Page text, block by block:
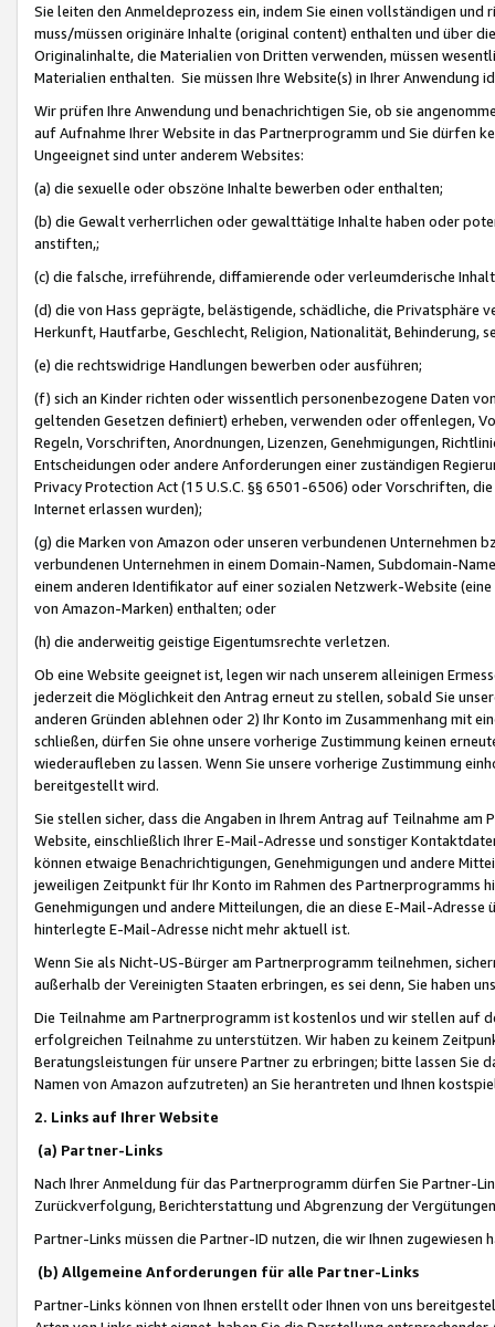
Sie leiten den Anmeldeprozess ein, indem Sie einen vollständigen
muss/müssen originäre Inhalte (original content) enthalten und über
Originalinhalte, die Materialien von Dritten verwenden, müssen
Materialien enthalten. Sie müssen Ihre Website(s) in Ihrer Anwendung
Wir prüfen Ihre Anwendung und benachrichtigen Sie, ob sie
auf Aufnahme Ihrer Website in das Partnerprogramm und Sie dürfen
Ungeeignet sind unter anderem Websites:
(a) die sexuelle oder obszöne Inhalte bewerben oder enthalten;
(b) die Gewalt verherrlichen oder gewalttätige Inhalte haben oder
anstiften,;
(c) die falsche, irreführende, diffamierende oder verleumderische
(d) die von Hass geprägte, belästigende, schädliche, die Privatsphäre
Herkunft, Hautfarbe, Geschlecht, Religion, Nationalität, Behinderung,
(e) die rechtswidrige Handlungen bewerben oder ausführen;
(f) sich an Kinder richten oder wissentlich personenbezogene Daten
geltenden Gesetzen definiert) erheben, verwenden oder offenlegen,
Regeln, Vorschriften, Anordnungen, Lizenzen, Genehmigungen,
Entscheidungen oder andere Anforderungen einer zuständigen
Privacy Protection Act (15 U.S.C. §§ 6501-6506) oder Vorschriften,
Internet erlassen wurden);
(g) die Marken von Amazon oder unseren verbundenen Unternehmen
verbundenen Unternehmen in einem Domain-Namen, Subdomain-
einem anderen Identifikator auf einer sozialen Netzwerk-Website
von Amazon-Marken) enthalten; oder
(h) die anderweitig geistige Eigentumsrechte verletzen.
Ob eine Website geeignet ist, legen wir nach unserem alleinigen
jederzeit die Möglichkeit den Antrag erneut zu stellen, sobald Sie
anderen Gründen ablehnen oder 2) Ihr Konto im Zusammenhang mit
schließen, dürfen Sie ohne unsere vorherige Zustimmung keinen
wiederaufleben zu lassen. Wenn Sie unsere vorherige Zustimmung
bereitgestellt wird.
Sie stellen sicher, dass die Angaben in Ihrem Antrag auf Teilnahme
Website, einschließlich Ihrer E-Mail-Adresse und sonstiger
können etwaige Benachrichtigungen, Genehmigungen und andere
jeweiligen Zeitpunkt für Ihr Konto im Rahmen des Partnerprogramms
Genehmigungen und andere Mitteilungen, die an diese E-Mail-
hinterlegte E-Mail-Adresse nicht mehr aktuell ist.
Wenn Sie als Nicht-US-Bürger am Partnerprogramm teilnehmen,
außerhalb der Vereinigten Staaten erbringen, es sei denn, Sie haben
Die Teilnahme am Partnerprogramm ist kostenlos und wir stellen auf
erfolgreichen Teilnahme zu unterstützen. Wir haben zu keinem
Beratungsleistungen für unsere Partner zu erbringen; bitte lassen Sie
Namen von Amazon aufzutreten) an Sie herantreten und Ihnen
2. Links auf Ihrer Website
(a) Partner-Links
Nach Ihrer Anmeldung für das Partnerprogramm dürfen Sie Partner-
Zurückverfolgung, Berichterstattung und Abgrenzung der
Partner-Links müssen die Partner-ID nutzen, die wir Ihnen zugewiesen
(b) Allgemeine Anforderungen für alle Partner-Links
Partner-Links können von Ihnen erstellt oder Ihnen von uns